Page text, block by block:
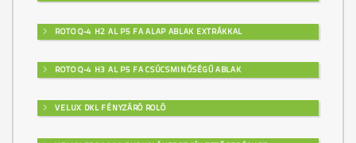
ROTO Q-4 H2 AL P5 FA ALAP ABLAK EXTRÁKKAL
ROTO Q-4 H3 AL P5 FA CSÚCSMINŐSÉGŰ ABLAK
VELUX DKL FÉNYZÁRÓ ROLÓ